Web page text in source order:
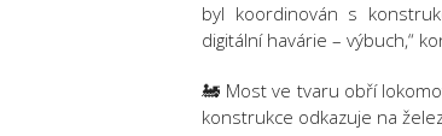
byl koordinován s
digitální havárie – výbuch,“
🚂 Most ve tvaru obří
konstrukce odkazuje na